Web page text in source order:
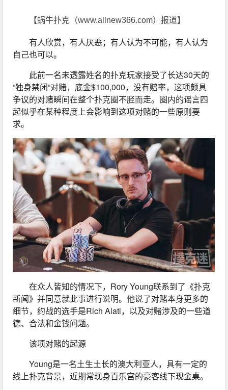
【蜗牛扑克（www.allnew366.com）报道】
有人欣赏，有人厌恶；有人认为不可能，有人认为
自己也可以。
此前一名未透露姓名的扑克玩家接受了长达30天的
“独身禁闭“对赌，底金$100,000，没有赔率，这项颇具
争议的对赌瞬间在整个扑克圈不胫而走。圈内的谣言四
起似乎在某种程度上会影响到这项对赌的一些原则要
求。
在众人皆知的情况下，Rory Young联系到了《扑克
新闻》并同意就此事进行说明。他说了对赌本身更多的
细节，约战的选手是Rich Alati，以及对赌涉及的一些道
德、合法和金钱问题。
该项对赌的起源
Young是一名土生土长的澳大利亚人，具有一定的
线上扑克背景，近期常现身百乐宫的豪客线下现金桌。